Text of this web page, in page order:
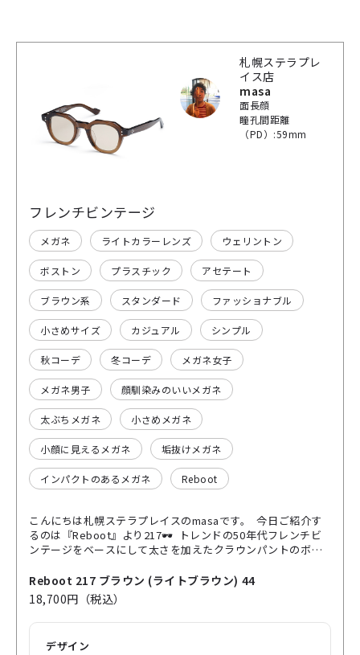
札幌ステラプレ
イス店
masa
面長顔
瞳孔間距離
（PD）:59mm
フレンチビンテージ
メガネ ライトカラーレンズ ウェリントン
ボストン プラスチック アセテート
ブラウン系 スタンダード ファッショナブル
小さめサイズ カジュアル シンプル
秋コーデ 冬コーデ メガネ女子
メガネ男子 顔馴染みのいいメガネ
太ぶちメガネ 小さめメガネ
小顔に見えるメガネ 垢抜けメガネ
インパクトのあるメガネ Reboot
こんにちは札幌ステラプレイスのmasaです。 今日ご紹介す
るのは『Reboot』より217🕶️ トレンドの50年代フレンチビ
ンテージをベースにして太さを加えたクラウンパントのボス
カシメで しっかりと仕上げ先セルもバチがついて掛け心地に
も拘っています。 ブリッジのテンカクもアクセントになって
いて、 レンズもデフォルトで顔馴染みの良いライトブラウン
がついているのでこのままでも使って頂けます♪ ぜひwebや
Reboot 217 ブラウン (ライトブラウン) 44
18,700円（税込）
デザイン